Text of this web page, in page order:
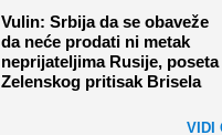
Vulin: Srbija da se obaveže
da neće prodati ni metak
neprijateljima Rusije, poseta
Zelenskog pritisak Brisela
VIDI